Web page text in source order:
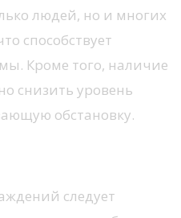
людей, но и многих
способствует
Кроме того, наличие
снизить уровень
обстановку.
следует